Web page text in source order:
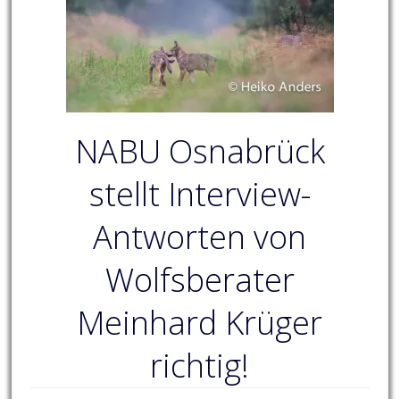
NABU Osnabrück
stellt Interview-
Antworten von
Wolfsberater
Meinhard Krüger
richtig!